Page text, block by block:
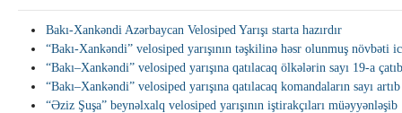
Bakı-Xankəndi Azərbaycan Velosiped Yarışı starta hazırdır
“Bakı-Xankəndi” velosiped yarışının təşkilinə həsr olunmuş növbəti
“Bakı–Xankəndi” velosiped yarışına qatılacaq ölkələrin sayı 19-a çatıb
“Bakı–Xankəndi” velosiped yarışına qatılacaq komandaların sayı artıb
“Əziz Şuşa” beynəlxalq velosiped yarışının iştirakçıları müəyyənləşib